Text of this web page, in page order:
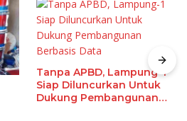
Tanpa APBD, Lampung-1
Siap Diluncurkan Untuk
Dukung Pembangunan